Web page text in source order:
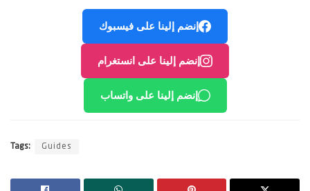
إنضم إلينا على فيسبوك
إنضم إلينا على انستغرام
إنضم إلينا على واتساب
Tags: Guides